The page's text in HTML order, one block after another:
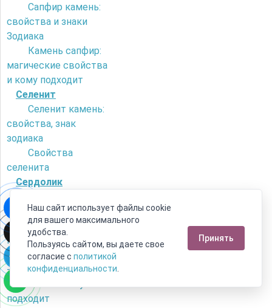
Сапфир камень:
свойства и знаки
Зодиака
Камень сапфир:
магические свойства
и кому подходит
Селенит
Селенит камень:
свойства, знак
зодиака
Свойства
селенита
Сердолик
сердолик от
искусственного
камня?
Камень сердолик
- его магические
свойства и кому
подходит
Наш сайт использует файлы cookie
для вашего максимального
удобства.
Пользуясь сайтом, вы даете свое
согласие с политикой
конфиденциальности
Принять